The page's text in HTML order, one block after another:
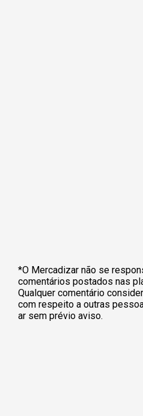
*O Mercadizar não se
comentários postados nas
Qualquer comentário
com respeito a outras
ar sem prévio aviso.